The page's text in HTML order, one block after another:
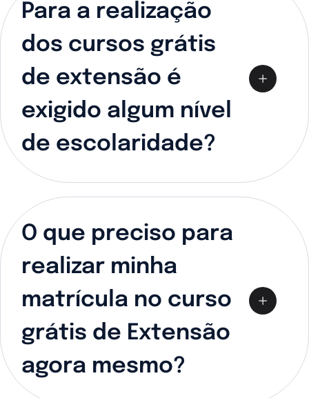
Para a realização
dos cursos grátis
de extensão é
exigido algum nível
de escolaridade?
O que preciso para
realizar minha
matrícula no curso
grátis de Extensão
agora mesmo?